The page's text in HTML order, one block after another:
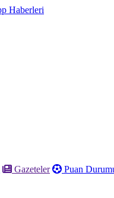
Gazeteler
Puan